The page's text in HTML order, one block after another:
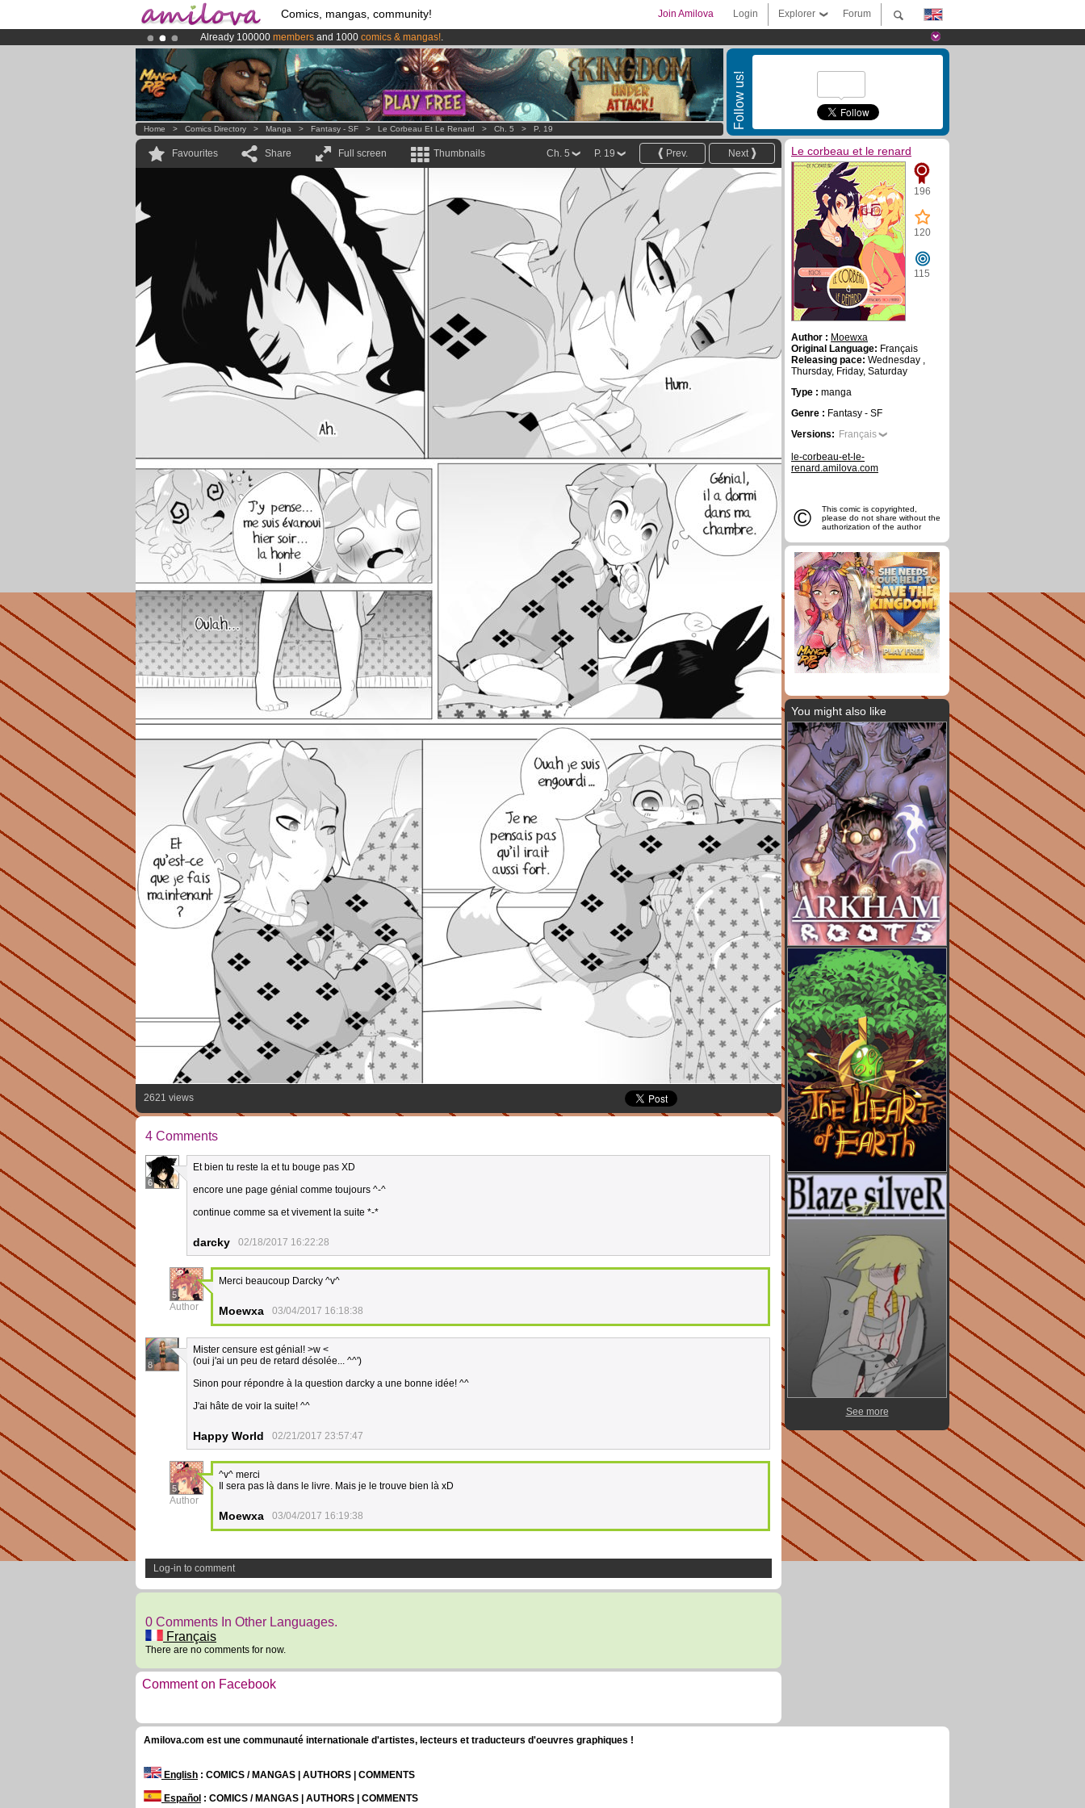
Comics, mangas, community! Forum
Explorer
Login
Join Amilova
Already 100000 members and 1000 comics & mangas!.
AmilovaKickstarter is now LIVE!.
Follow us!
Home > Comics Directory > Manga > Fantasy - SF > Le Corbeau Et Le Renard > Ch. 5 > P. 19
Favourites Share Full screen Thumbnails Next
Prev.
P. 19
Ch. 5
2621 views
4 Comments
6
Et bien tu reste la et tu bouge pas XD
encore une page génial comme toujours ^-^
continue comme sa et vivement la suite *-*
darcky 02/18/2017 16:22:28
5
Author
Merci beaucoup Darcky ^v^
Moewxa 03/04/2017 16:18:38
8
Mister censure est génial! >w <
(oui j'ai un peu de retard désolée... ^^')
Sinon pour répondre à la question darcky a une bonne idée! ^^
J'ai hâte de voir la suite! ^^
Happy World 02/21/2017 23:57:47
5
Author
^v^ merci
Il sera pas là dans le livre. Mais je le trouve bien là xD
Moewxa 03/04/2017 16:19:38
Log-in to comment
0 Comments In Other Languages.
Français
There are no comments for now.
Comment on Facebook
Le corbeau et le renard
196
120
115
Author : Moewxa
Original Language: Français
Releasing pace: Wednesday ,
Thursday, Friday, Saturday
Type : manga
Genre : Fantasy - SF
Versions: Français
le-corbeau-et-le-
renard.amilova.com
©
This comic is copyrighted,
please do not share without the
authorization of the author
You might also like
See more
Amilova.com est une communauté internationale d'artistes, lecteurs et traducteurs d'oeuvres graphiques !
English : COMICS / MANGAS | AUTHORS | COMMENTS
Español : COMICS / MANGAS | AUTHORS | COMMENTS